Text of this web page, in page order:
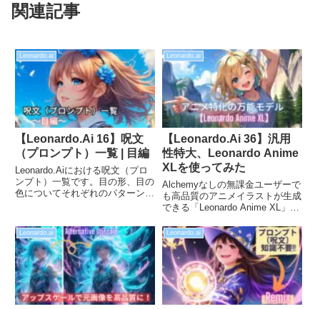
関連記事
Leonardo.ai
【Leonardo.Ai 16】呪文
（プロンプト）一覧 | 目編
Leonardo.Aiにおける呪文（プロ
ンプト）一覧です。目の形、目の
色についてそれぞれのパターンに
かない」、「こんな目の色にした
いのに」といった悩みの一助にな
れば幸いです。
Leonardo.ai
【Leonardo.Ai 36】汎用
性特大、Leonardo Anime
XLを使ってみた
Alchemyなしの無課金ユーザーで
も高品質のアニメイラストが生成
できる「Leonardo Anime XL」を
Lightningモデルということで、画
期的な進化を遂げているとのこと
なので、それらについても見てい
きたいと思います。
Leonardo.ai Leonardo.ai